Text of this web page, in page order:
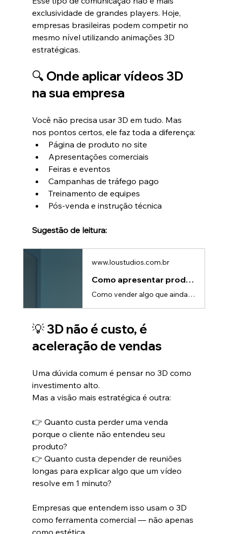
exclusividade de grandes players. Hoje,
empresas brasileiras podem competir no
mesmo nível utilizando animações 3D
estratégicas.
🔍 Onde aplicar vídeos 3D
na sua empresa
Você não precisa usar 3D em tudo. Mas
nos pontos certos, ele faz toda a diferença:
Página de produto no site
Apresentações comerciais
Feiras e eventos
Campanhas de tráfego pago
Treinamento de equipes
Pós-venda e instrução técnica
Sugestão de leitura:
www.loustudios.com.br
Como apresentar produtos que ainda não existem fisicamente e vender antes mesmo da produção
Como vender algo que ainda não existe fisicamente?Esse é um dos maiores desafios para empresas que estão desenvolvendo novos produtos. Sem fotos reais, sem vídeos e muitas vezes sem protótipo final, a apresentação se torna limitada — e isso impacta diretamente as vendas.A boa notícia é que hoje existe uma solução clara para isso: animação 3D.O problema de lançar sem material visualEmpresas que ainda não têm o produto pronto geralmente enfrentam: • Dificuldade para captar investidores • Apresenta
💡 3D não é custo, é
aceleração de vendas
Uma dúvida comum é pensar no 3D como
investimento alto.
Mas a visão mais estratégica é outra:
👉 Quanto custa perder uma venda
porque o cliente não entendeu seu
produto?
👉 Quanto custa depender de reuniões
longas para explicar algo que um vídeo
resolve em 1 minuto?
Empresas que entendem isso usam o 3D
como ferramenta comercial — não apenas
como estética.